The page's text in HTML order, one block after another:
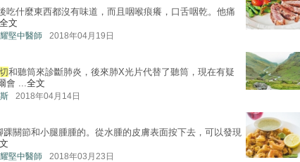
吃什麼東西都沒有味道，而且咽喉痕癢，口舌咽乾。他痛
全文
堅中醫師 2018年04月19日
和聽筒來診斷肺炎，後來肺X光片代替了聽筒，現在有疑
會 ...全文
2018年04月14日
關節和小腿腫腫的。從水腫的皮膚表面按下去，可以發現
堅中醫師 2018年03月23日